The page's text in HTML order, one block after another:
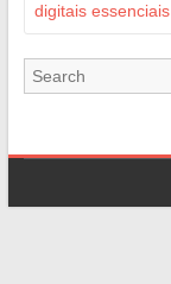
digitais essenciais